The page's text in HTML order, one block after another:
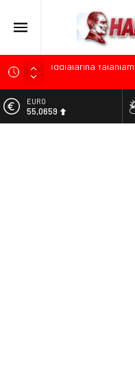
Başkan Orhan
CHP’li Önder
Sert Tepki: “Halkın
ALTIN
6.521,17